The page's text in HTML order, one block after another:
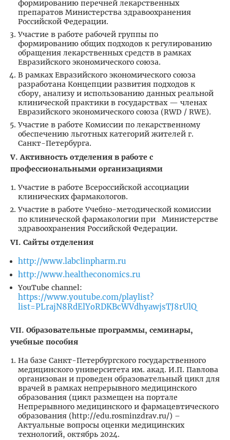
формированию перечней лекарственных
препаратов Министерства здравоохранения
Российской Федерации.
Участие в работе рабочей группы по
формированию общих подходов к регулированию
обращения лекарственных средств в рамках
Евразийского экономического союза.
В рамках Евразийского экономического союза
разработана Концепции развития подходов к
сбору, анализу и использованию данных реальной
клинической практики в государствах — членах
Евразийского экономического союза (RWD / RWE).
Участие в работе Комиссии по лекарственному
обеспечению льготных категорий жителей г.
Санкт-Петербурга.
V. Активность отделения в работе с
профессиональными организациями
Участие в работе Всероссийской ассоциации
клинических фармакологов.
Участие в работе Учебно-методической комиссии
по клинической фармакологии при Министерстве
здравоохранения Российской Федерации.
VI. Сайты отделения
http://www.labclinpharm.ru
http://www.healtheconomics.ru
YouTube channel:
https://www.youtube.com/playlist?
list=PLrajN8RdElYoRDKBcWVdhyawjsTJ8rUlQ
VII. Образовательные программы, семинары,
учебные пособия
На базе Санкт-Петербургского государственного
медицинского университета им. акад. И.П. Павлова
организован и проведен образовательный цикл для
врачей в рамках непрерывного медицинского
образования (цикл размещен на портале
Непрерывного медицинского и фармацевтического
образования (http://edu.rosminzdrav.ru/) –
Актуальные вопросы оценки медицинских
технологий, октябрь 2024.